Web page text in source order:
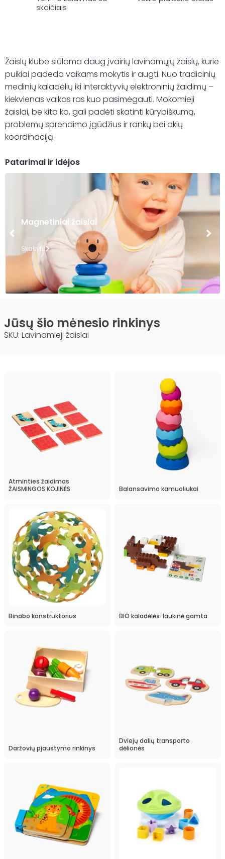
skaičiais
Žaislų klube siūloma daug įvairių lavinamųjų žaislų, kurie
puikiai padeda vaikams mokytis ir augti. Nuo tradicinių
medinių kaladėlių iki interaktyvių elektroninių žaidimų –
kiekvienas vaikas ras kuo pasimėgauti. Mokomieji
žaislai, be kita ko, gali padėti skatinti kūrybiškumą,
problemų sprendimo įgūdžius ir rankų bei akių
koordinaciją.
Patarimai ir idėjos
Magnetiniai žaislai
Skaityti
Jūsų šio mėnesio rinkinys
SKU: Lavinamieji žaislai
Atminties žaidimas
ŽAISMINGOS KOJINĖS
Balansavimo kamuoliukai
Binabo konstruktorius BIO kaladėlės: laukinė gamta
Daržovių pjaustymo rinkinys
Dviejų dalių transporto
dėlionės